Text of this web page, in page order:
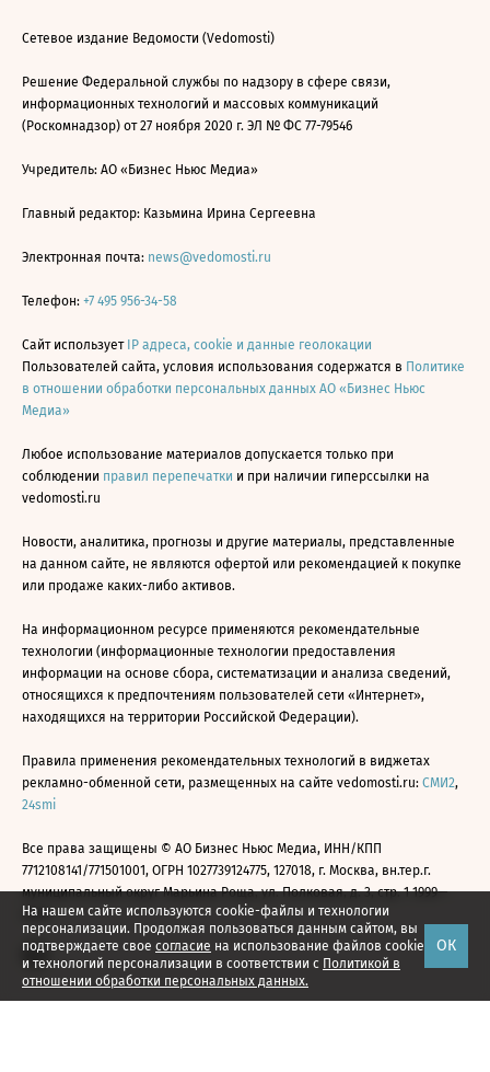
На нашем сайте используются cookie-файлы и технологии
персонализации. Продолжая пользоваться данным сайтом, вы
подтверждаете свое согласие на использование файлов cookie
и технологий персонализации в соответствии с Политикой в
отношении обработки персональных данных.
ОК
Сетевое издание Ведомости (Vedomosti)
Решение Федеральной службы по надзору в сфере связи,
информационных технологий и массовых коммуникаций
(Роскомнадзор) от 27 ноября 2020 г. ЭЛ № ФС 77-79546
Учредитель: АО «Бизнес Ньюс Медиа»
Главный редактор: Казьмина Ирина Сергеевна
Электронная почта: news@vedomosti.ru
Телефон: +7 495 956-34-58
Сайт использует IP адреса, cookie и данные геолокации
Пользователей сайта, условия использования содержатся в Политике
в отношении обработки персональных данных АО «Бизнес Ньюс
Медиа»
Любое использование материалов допускается только при
соблюдении правил перепечатки и при наличии гиперссылки на
vedomosti.ru
Новости, аналитика, прогнозы и другие материалы, представленные
на данном сайте, не являются офертой или рекомендацией к покупке
или продаже каких-либо активов.
На информационном ресурсе применяются рекомендательные
технологии (информационные технологии предоставления
информации на основе сбора, систематизации и анализа сведений,
относящихся к предпочтениям пользователей сети «Интернет»,
находящихся на территории Российской Федерации).
Правила применения рекомендательных технологий в виджетах
рекламно-обменной сети, размещенных на сайте vedomosti.ru: СМИ2,
24smi
Все права защищены © АО Бизнес Ньюс Медиа, ИНН/КПП
7712108141/771501001, ОГРН 1027739124775, 127018, г. Москва, вн.тер.г.
муниципальный округ Марьина Роща, ул. Полковая, д. 3, стр. 1 1999—
2026